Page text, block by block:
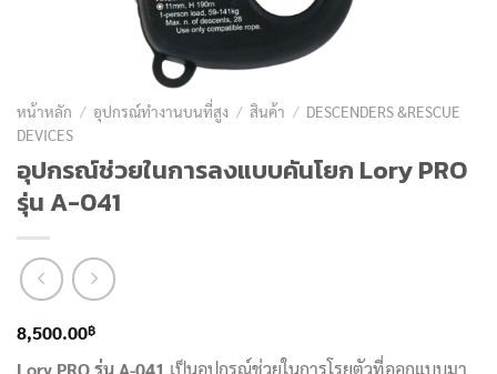
หน้าหลัก / อุปกรณ์ทำงานบนที่สูง / สินค้า / DESCENDERS &RESCUE
DEVICES
อุปกรณ์ช่วยในการลงแบบคันโยก Lory PRO
รุ่น A-041
8,500.00฿
Lory PRO รุ่น A-041 เป็นอุปกรณ์ช่วยในการโรยตัวที่ออกแบบมา